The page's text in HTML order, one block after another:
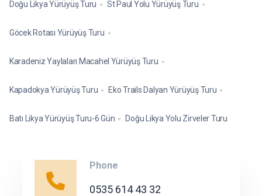
Doğu Likya Yürüyüş Turu St Paul Yolu Yürüyüş Turu
Göcek Rotası Yürüyüş Turu
Karadeniz Yaylaları Macahel Yürüyüş Turu
Kapadokya Yürüyüş Turu Eko Trails Dalyan Yürüyüş Turu
Batı Likya Yürüyüş Turu-6 Gün Doğu Likya Yolu Zirveler Turu
Phone
0535 614 43 32